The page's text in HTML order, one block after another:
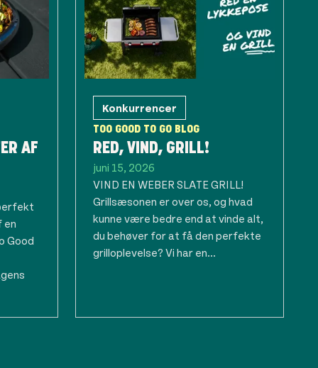
AF
en
Good
Konkurrencer
TOO GOOD TO GO BLOG
RED, VIND, GRILL!
juni 15, 2026
VIND EN WEBER SLATE GRILL!
Grillsæsonen er over os, og hvad
kunne være bedre end at vinde alt,
du behøver for at få den perfekte
grilloplevelse? Vi har en...